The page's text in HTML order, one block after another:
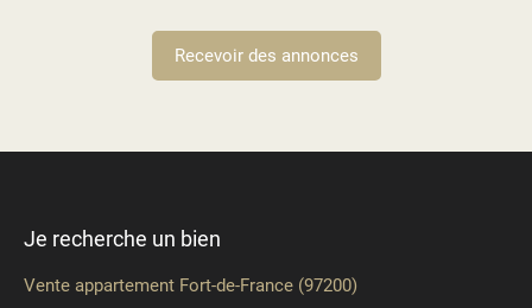
Recevoir des annonces
Je recherche un bien
Vente appartement Fort-de-France (97200)